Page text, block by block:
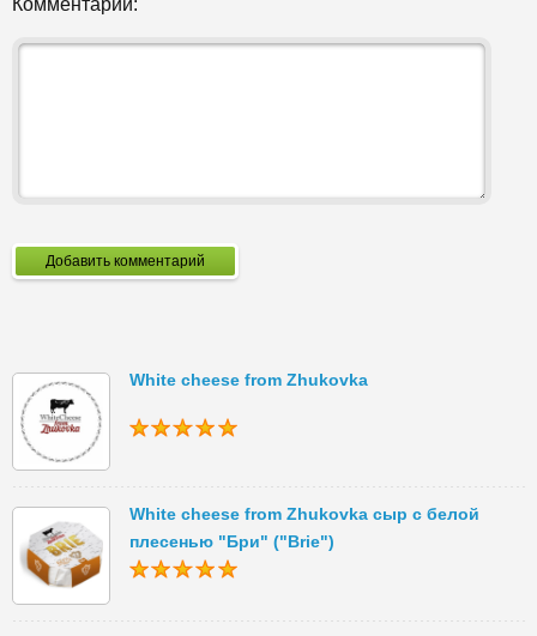
Добавить комментарий
White cheese from Zhukovka
White cheese from Zhukovka сыр с белой
плесенью "Бри" ("Brie")